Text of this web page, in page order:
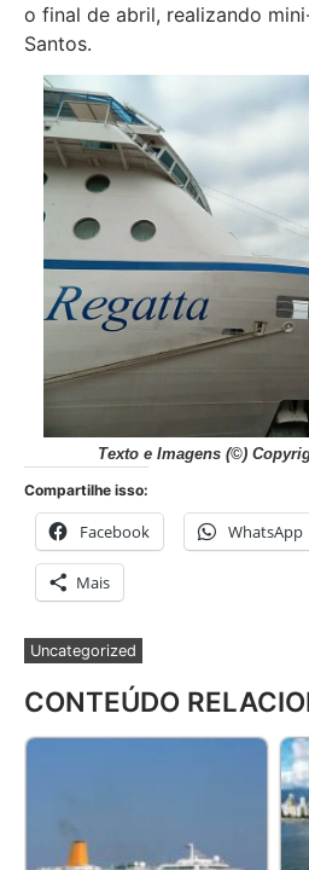
o final de abril, realizando
Santos.
Texto e Imagens (©)
Compartilhe isso:
Facebook WhatsApp
Mais
Uncategorized
CONTEÚDO